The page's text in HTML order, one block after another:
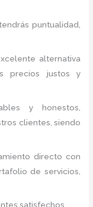
puntualidad,
alternativa
precios justos y
y honestos,
clientes, siendo
directo con
de servicios,
satisfechos.